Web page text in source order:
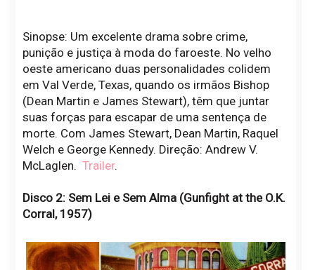
Sinopse: Um excelente drama sobre crime,
punição e justiça à moda do faroeste. No velho
oeste americano duas personalidades colidem
em Val Verde, Texas, quando os irmãos Bishop
(Dean Martin e James Stewart), têm que juntar
suas forças para escapar de uma sentença de
morte. Com James Stewart, Dean Martin, Raquel
Welch e George Kennedy. Direção: Andrew V.
McLaglen. Trailer.
Disco 2: Sem Lei e Sem Alma (Gunfight at the O.K.
Corral, 1957)